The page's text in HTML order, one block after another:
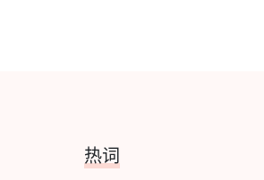
热词